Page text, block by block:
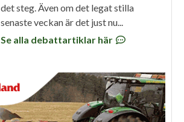
det steg. Även om det legat stilla
senaste veckan är det just nu...
Se alla debattartiklar här